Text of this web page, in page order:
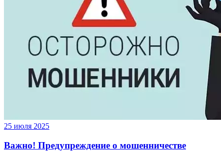
25 июля 2025
Важно! Предупреждение о мошенничестве